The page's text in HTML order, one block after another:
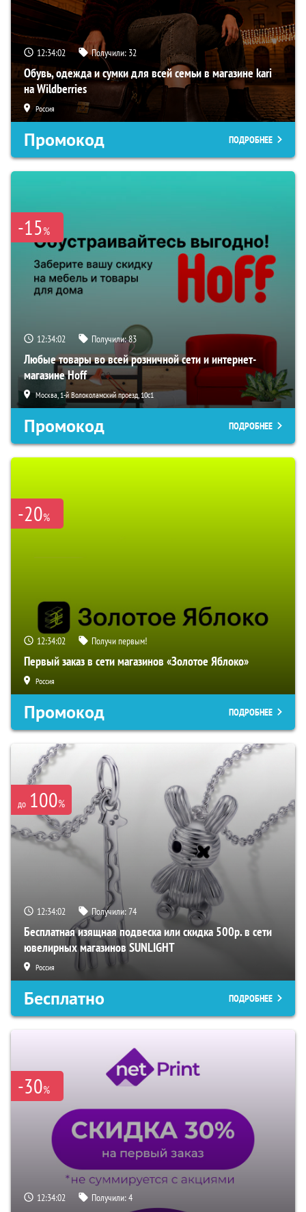
12:34:01 Получили: 32
Обувь, одежда и сумки для всей семьи в магазине kari
на Wildberries
Россия
Промокод ПОДРОБНЕЕ
-15%
12:34:01 Получили:83
Любые товары во всей розничной сети и интернет-
магазине Hoff
Москва, 1-й Волоколамский проезд, 10с1
Промокод ПОДРОБНЕЕ
-20%
12:34:01 Получи первым!
Первый заказ в сети магазинов «Золотое Яблоко»
Россия
Промокод ПОДРОБНЕЕ
до 100%
12:34:01 Получили:74
Бесплатная изящная подвеска или скидка 500р. в сети
ювелирных магазинов SUNLIGHT
Россия
Бесплатно ПОДРОБНЕЕ
-30%
12:34:01 Получили:4